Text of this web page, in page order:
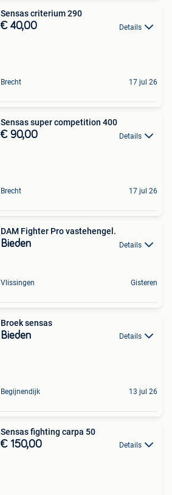
Sensas criterium 290
€ 40,00 Details
Brecht 17 jul 26
Sensas super competition 400
€ 90,00 Details
Brecht 17 jul 26
DAM Fighter Pro vastehengel.
Bieden Details
Vlissingen Gisteren
Broek sensas
Bieden Details
Begijnendijk 13 jul 26
Sensas fighting carpa 50
€ 150,00 Details